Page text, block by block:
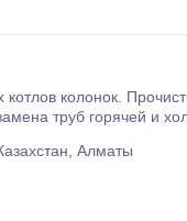
колонок.
труб горячей и
Алматы